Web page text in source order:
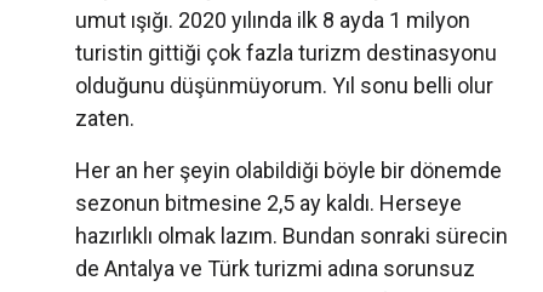
umut ışığı. 2020 yılında ilk 8 ayda 1 milyon
turistin gittiği çok fazla turizm destinasyonu
olduğunu düşünmüyorum. Yıl sonu belli olur
zaten.
Her an her şeyin olabildiği böyle bir dönemde
sezonun bitmesine 2,5 ay kaldı. Herseye
hazırlıklı olmak lazım. Bundan sonraki sürecin
de Antalya ve Türk turizmi adına sorunsuz